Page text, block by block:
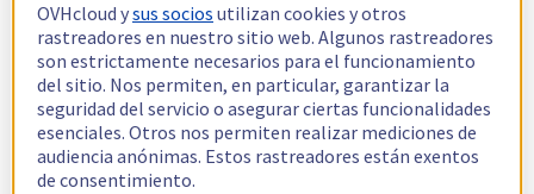
OVHcloud ysus socios utilizan cookies y otros
rastreadores en nuestro sitio web. Algunos rastreadores
son estrictamente necesarios para el funcionamiento
del sitio. Nos permiten, en particular, garantizar la
seguridad del servicio o asegurar ciertas funcionalidades
esenciales. Otros nos permiten realizar mediciones de
audiencia anónimas. Estos rastreadores están exentos
de consentimiento.